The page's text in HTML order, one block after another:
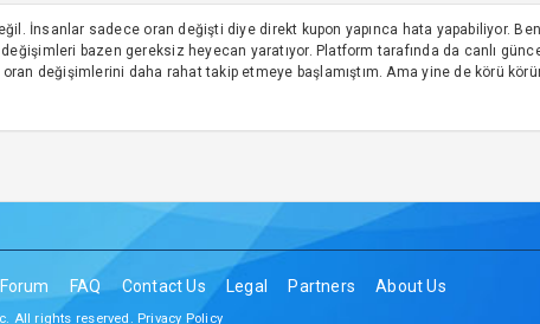
s
s
İnsanlar sadece oran değişti diye direkt kupon yapınca hata yapabiliyor. Ben
bazen gereksiz heyecan yaratıyor. Platform tarafında da canlı
değişimlerini daha rahat takip etmeye başlamıştım. Ama yine de körü
Forum FAQ Contact Us Legal Partners About Us
All rights reserved. Privacy Policy